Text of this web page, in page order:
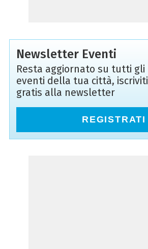
Newsletter Eventi
Resta aggiornato su tutti gli
eventi della tua città, iscriviti
gratis alla newsletter
REGISTRATI